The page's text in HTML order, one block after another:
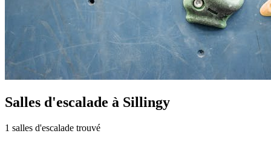
Salles d'escalade à Sillingy
1 salles d'escalade trouvé